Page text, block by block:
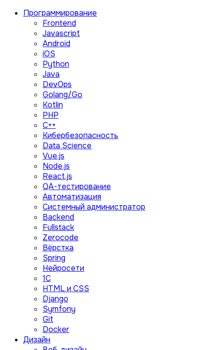
Программирование
Frontend
Javascript
Android
iOS
Python
Java
DevOps
Golang/Go
Kotlin
PHP
C++
Кибербезопасность
Data Science
Vue.js
Node.js
React.js
QA-тестирование
Автоматизация
Системный администратор
Backend
Fullstack
Zerocode
Вёрстка
Spring
Нейросети
1C
HTML и CSS
Django
Symfony
Git
Docker
Дизайн